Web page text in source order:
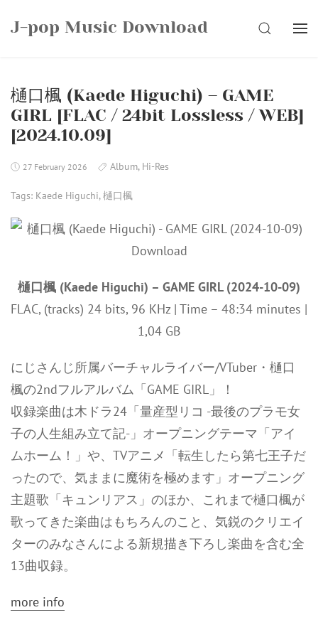
J-pop Music Download SEARCH
樋口楓 (Kaede Higuchi) – GAME
GIRL [FLAC / 24bit Lossless / WEB]
[2024.10.09]
27 February 2026 Album, Hi-Res
Tags: Kaede Higuchi,樋口楓
樋口楓 (Kaede Higuchi) – GAME GIRL (2024-10-09)
FLAC, (tracks) 24 bits, 96 KHz | Time – 48:34 minutes |
1,04 GB
にじさんじ所属バーチャルライバー/VTuber・樋口
楓の2ndフルアルバム「GAME GIRL」！
収録楽曲は木ドラ24「量産型リコ -最後のプラモ女
子の人生組み立て記-」オープニングテーマ「アイ
ムホーム！」や、TVアニメ「転生したら第七王子だ
ったので、気ままに魔術を極めます」オープニング
主題歌「キュンリアス」のほか、これまで樋口楓が
歌ってきた楽曲はもちろんのこと、気鋭のクリエイ
ターのみなさんによる新規描き下ろし楽曲を含む全
13曲収録。
more info